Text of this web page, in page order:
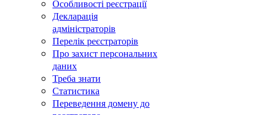
Особливості реєстрації
Декларація
адміністраторів
Перелік реєстраторів
Про захист персональних
даних
Треба знати
Статистика
Переведення домену до